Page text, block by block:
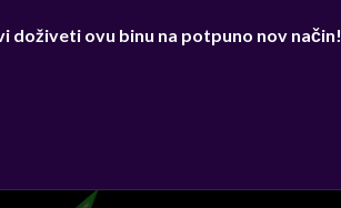
doživeti ovu binu na potpuno nov način!